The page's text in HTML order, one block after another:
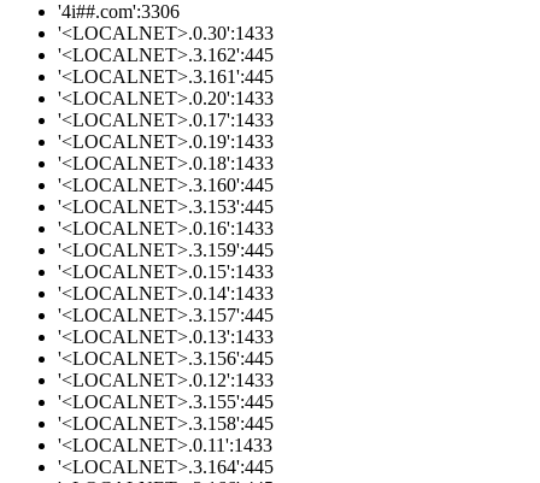
'4i##.com':3306
'<LOCALNET>.0.30':1433
'<LOCALNET>.3.162':445
'<LOCALNET>.3.161':445
'<LOCALNET>.0.20':1433
'<LOCALNET>.0.17':1433
'<LOCALNET>.0.19':1433
'<LOCALNET>.0.18':1433
'<LOCALNET>.3.160':445
'<LOCALNET>.3.153':445
'<LOCALNET>.0.16':1433
'<LOCALNET>.3.159':445
'<LOCALNET>.0.15':1433
'<LOCALNET>.0.14':1433
'<LOCALNET>.3.157':445
'<LOCALNET>.0.13':1433
'<LOCALNET>.3.156':445
'<LOCALNET>.0.12':1433
'<LOCALNET>.3.155':445
'<LOCALNET>.3.158':445
'<LOCALNET>.0.11':1433
'<LOCALNET>.3.164':445